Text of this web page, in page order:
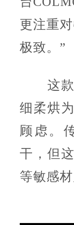
更注重
极致。”
这款
细柔烘
顾虑。
干，但
等敏感